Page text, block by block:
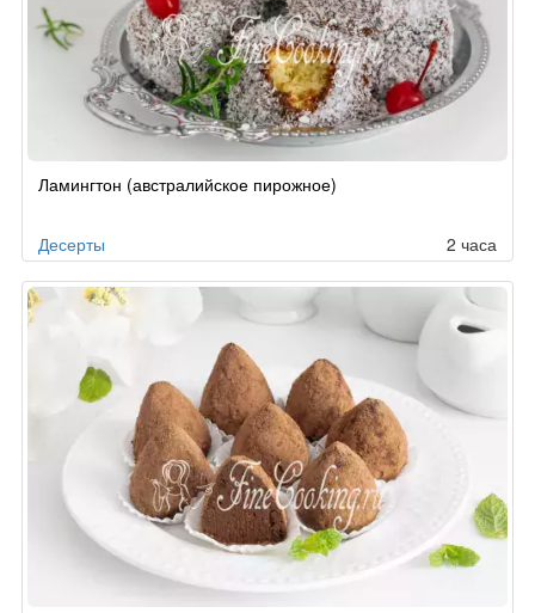
поЛамингтон (австралийское пирожное)
Десерты 2 часа